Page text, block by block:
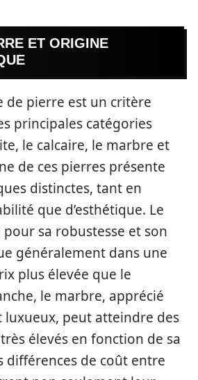
ET ORIGINE
de pierre est un critère
principales catégories
le calcaire, le marbre et
de ces pierres présente
distinctes, tant en
que d’esthétique. Le
sa robustesse et son
généralement dans une
plus élevée que le
le marbre, apprécié
luxueux, peut atteindre des
élevés en fonction de sa
différences de coût entre